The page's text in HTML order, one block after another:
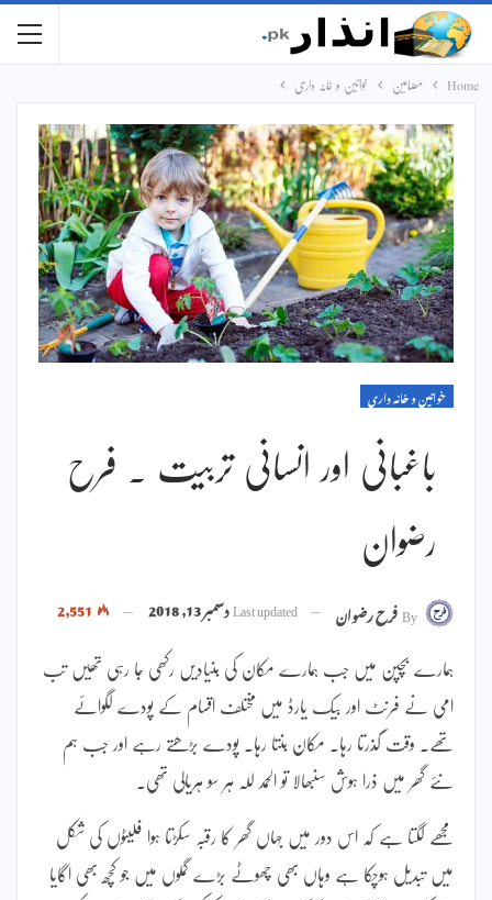
Home مضامین خواتین و خانہ داری
خواتین و خانہ داری
باغبانی اور انسانی تربیت ۔ فرح
رضوان
Byفرح رضوان Last updatedدسمبر 13, 2018
ہمارے بچپن میں جب ہمارے مکان کی بنیادیں رکھی جا رہی تھیں تب
امی نے فرنٹ اور بیک یارڈ میں مختلف اقسام کے پودے لگوائے
تھے۔ وقت گذرتا رہا۔ مکان بنتا رہا۔ پودے بڑھتے رہے اور جب ہم
نئے گھر میں ذرا ہوش سنبھالا تو الحمد للہ ہر سو ہریالی تھی۔
مجھے لگتا ہے کہ اس دور میں جہاں گھر کا رقبہ سکڑتا ہوا فلیٹوں کی شکل
میں تبدیل ہوچکا ہے وہاں بھی چھوٹے بڑے گملوں میں جو کچھ بھی اگایا